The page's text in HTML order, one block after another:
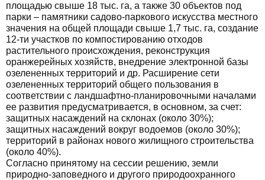
площадью свыше 18 тыс. га, а также 30 объектов под
парки – памятники садово-паркового искусства местного
значения на общей площади свыше 1,7 тыс. га, создание
12-ти участков по компостированию отходов
растительного происхождения, реконструкция
оранжерейных хозяйств, внедрение электронной базы
озелененных территорий и др. Расширение сети
озелененных территорий общего пользования в
соответствии с ландшафтно-планировочными началами
ее развития предусматривается, в основном, за счет:
защитных насаждений на склонах (около 30%);
защитных насаждений вокруг водоемов (около 30%);
территорий в районах нового жилищного строительства
(около 40%).
Согласно принятому на сессии решению, земли
природно-заповедного и другого природоохранного